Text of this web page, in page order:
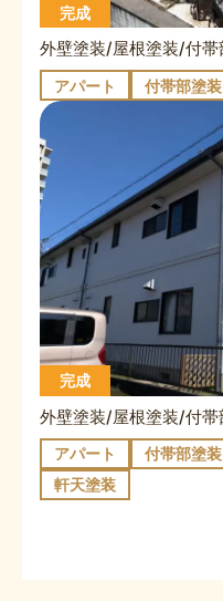
完成
アパート 付帯部塗装
完成
アパート 付帯部塗装
軒天塗装